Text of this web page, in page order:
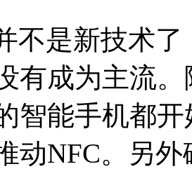
不是新技术
有成为主流
智能手机都
动NFC。另